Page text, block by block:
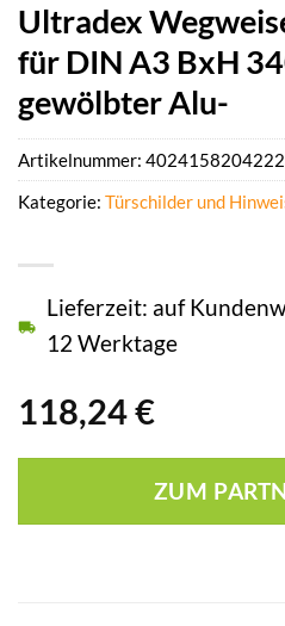
Ultradex
für DIN A3 BxH
gewölbter Alu-
118,24€
Lieferzeit: auf
12 Werktage
ZUM
Artikelnummer: 4024158204222
Kategorie: Türschilder und